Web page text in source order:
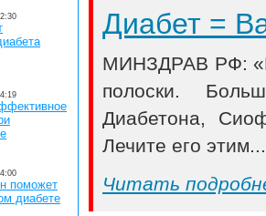
поможет
диабете
Диабет =
МИНЗДРАВ РФ:
полоски.
Диабетона,
Лечите его
Читать